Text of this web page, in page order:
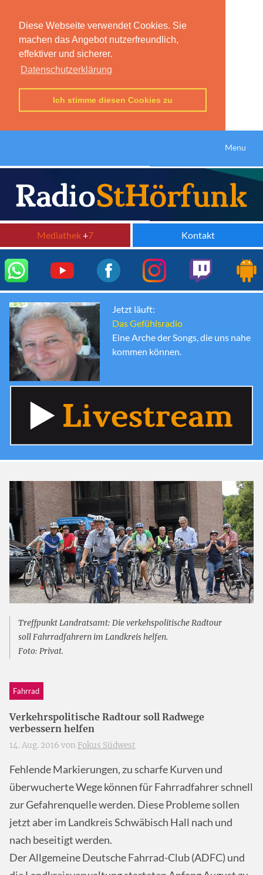
Diese Webseite verwendet Cookies. Sie
machen das Angebot nutzerfreundlich,
effektiver und sicherer.
Datenschutzerklärung
Ich stimme diesen Cookies zu
Menu
Mediathek+7 Kontakt
Jetzt läuft:
Das Gefühlsradio
Eine Arche der Songs, die uns nahe
kommen können.
Treffpunkt Landratsamt: Die verkehspolitische Radtour
soll Fahrradfahrern im Landkreis helfen.
Foto: Privat.
Fahrrad
Verkehrspolitische Radtour soll Radwege
verbessern helfen
14. Aug. 2016 von Fokus Südwest
Fehlende Markierungen, zu scharfe Kurven und
überwucherte Wege können für Fahrradfahrer schnell
zur Gefahrenquelle werden. Diese Probleme sollen
jetzt aber im Landkreis Schwäbisch Hall nach und
nach beseitigt werden.
Der Allgemeine Deutsche Fahrrad-Club (ADFC) und